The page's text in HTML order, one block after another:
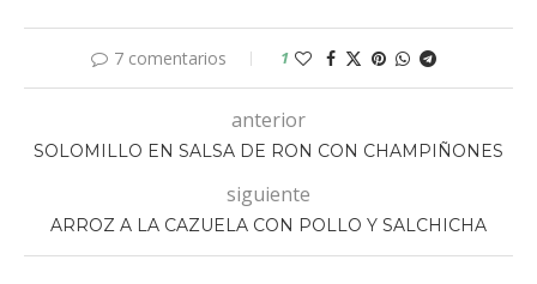
7 comentarios 1
anterior
SOLOMILLO EN SALSA DE RON CON CHAMPIÑONES
siguiente
ARROZ A LA CAZUELA CON POLLO Y SALCHICHA